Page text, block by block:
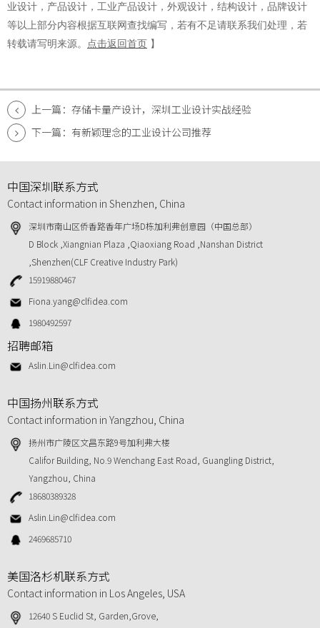
业设计，产品设计，工业产品设计，外观设计，结构设计，品牌设计
等以上部分内容根据互联网查找编写，若有不足请联系我们处理，若
转载请写明来源。
点击返回首页 】
上一篇：存储卡量产设计，深圳工业设计实战经验
下一篇：有新颖理念的工业设计公司推荐
中国深圳联系方式
Contact information in Shenzhen, China
深圳市南山区侨香路香年广场D栋加利弗创意园（中国总部）
D Block ,Xiangnian Plaza ,Qiaoxiang Road ,Nanshan District
,Shenzhen(CLF Creative Industry Park)
15919880467
Fiona.yang@clfidea.com
1980492597
招聘邮箱
Aslin.Lin@clfidea.com
中国扬州联系方式
Contact information in Yangzhou, China
扬州市广陵区文昌东路9号加利弗大楼
Califor Building, No.9 Wenchang East Road, Guangling District,
Yangzhou, China
18680389328
Aslin.Lin@clfidea.com
2469685710
美国洛杉机联系方式
Contact information in Los Angeles, USA
12640 S Euclid St, Garden,Grove,